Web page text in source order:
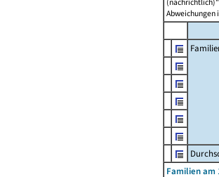
Abweichungen
Familien am